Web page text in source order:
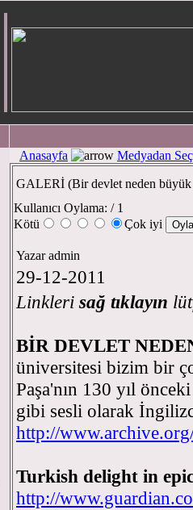
Anasayfa Medyadan
GALERİ (Bir devlet neden
Kullanıcı Oylama: / 1
Kötü
Çok iyi
Yazar admin
29-12-2011
Linkleri sağ tıklayın
BİR DEVLET
üniversitesi bizim bir
Paşa'nın 130 yıl
gibi sesli olarak
http://
Turkish delight in
http://